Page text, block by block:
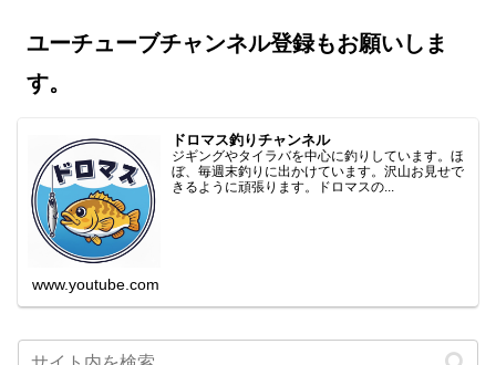
ユーチューブチャンネル登録もお願いしま
す。
ドロマス釣りチャンネル
ジギングやタイラバを中心に釣りしています。ほ
ぼ、毎週末釣りに出かけています。沢山お見せで
きるように頑張ります。ドロマスの...
www.youtube.com